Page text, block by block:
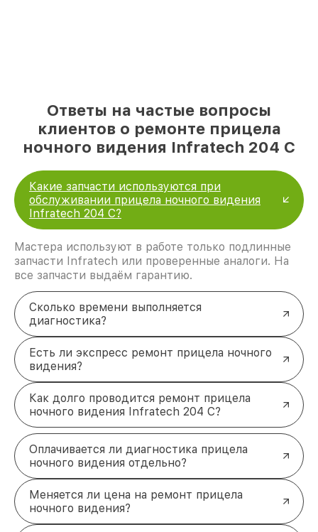
Ответы на частые вопросы
клиентов о ремонте прицела
ночного видения Infratech 204 С
Какие запчасти используются при
обслуживании прицела ночного видения
Infratech 204 С?
Мастера используют в работе только подлинные
запчасти Infratech или проверенные аналоги. На
все запчасти выдаём гарантию.
Сколько времени выполняется
диагностика?
Есть ли экспресс ремонт прицела ночного
видения?
Как долго проводится ремонт прицела
ночного видения Infratech 204 С?
Оплачивается ли диагностика прицела
ночного видения отдельно?
Меняется ли цена на ремонт прицела
ночного видения?